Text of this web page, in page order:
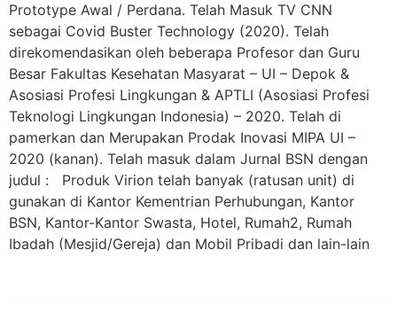
Prototype Awal / Perdana. Telah Masuk TV CNN
sebagai Covid Buster Technology (2020). Telah
direkomendasikan oleh beberapa Profesor dan Guru
Besar Fakultas Kesehatan Masyarat – UI – Depok &
Asosiasi Profesi Lingkungan & APTLI (Asosiasi Profesi
Teknologi Lingkungan Indonesia) – 2020. Telah di
pamerkan dan Merupakan Prodak Inovasi MIPA UI –
2020 (kanan). Telah masuk dalam Jurnal BSN dengan
judul : Produk Virion telah banyak (ratusan unit) di
gunakan di Kantor Kementrian Perhubungan, Kantor
BSN, Kantor-Kantor Swasta, Hotel, Rumah2, Rumah
Ibadah (Mesjid/Gereja) dan Mobil Pribadi dan lain-lain